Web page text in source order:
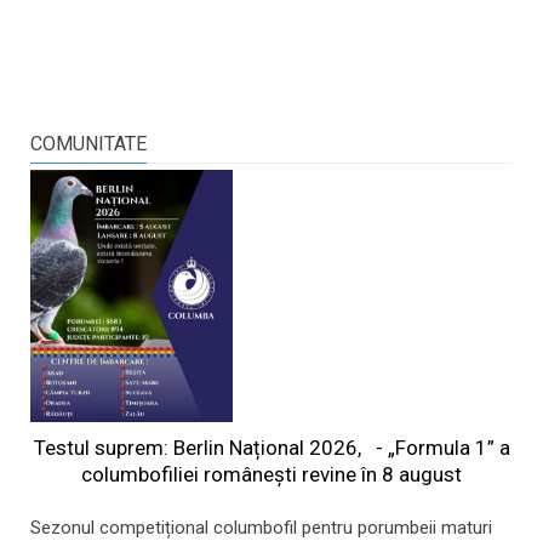
COMUNITATE
Testul suprem: Berlin Național 2026, - „Formula 1” a
columbofiliei româneşti revine în 8 august
Sezonul competițional columbofil pentru porumbeii maturi